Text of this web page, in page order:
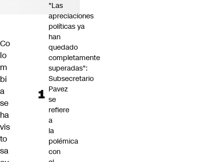
Co
lo
m
bi
a
se
ha
vis
to
sa
"Las
apreciaciones
políticas ya
han
quedado
completamente
superadas":
Subsecretario
Pavez
se
refiere
a
la
polémica
con